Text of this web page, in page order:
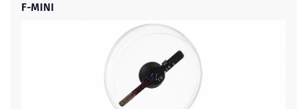
F-MINI